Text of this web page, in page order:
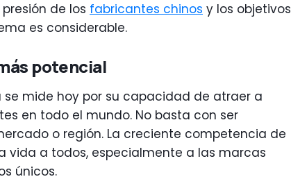
de los fabricantes chinos y los objetivos
es considerable.
potencial
mide hoy por su capacidad de atraer a
en todo el mundo. No basta con ser
o región. La creciente competencia de
vida a todos, especialmente a las marcas
únicos.